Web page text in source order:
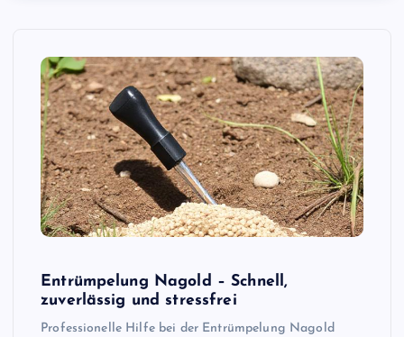
Entrümpelung Nagold – Schnell,
zuverlässig und stressfrei
Professionelle Hilfe bei der Entrümpelung Nagold